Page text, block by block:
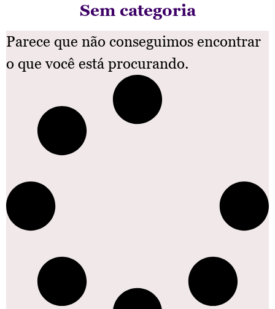
Sem categoria
Parece que não conseguimos encontrar
o que você está procurando.